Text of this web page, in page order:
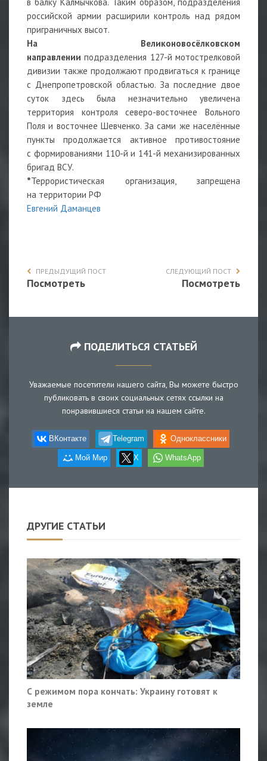
в балку Калмычкова. Таким образом, подразделения
российской армии расширили контроль над рядом
приграничных высот.
На Великоновосёлковском
направлении подразделения 127-й мотострелковой
дивизии также продолжают продвигаться к границе
с Днепропетровской областью. За последние двое
суток здесь была незначительно увеличена
территория контроля северо-восточнее Вольного
Поля и восточнее Шевченко. За сами же населённые
пункты продолжается активное противостояние
с формированиями 110-й и 141-й механизированных
бригад ВСУ.
*Террористическая организация, запрещена
на территории РФ
Евгений Даманцев
ПРЕДЫДУЩИЙ ПОСТ
Посмотреть
СЛЕДУЮЩИЙ ПОСТ
Посмотреть
ПОДЕЛИТЬСЯ СТАТЬЕЙ
Уважаемые посетители нашего сайта, Вы можете быстро
публиковать в своих социальных сетях ссылки на
понравившиеся статьи на нашем сайте.
ВКонтакте Telegram Одноклассники
Мой Мир X WhatsApp
ДРУГИЕ СТАТЬИ
С режимом пора кончать: Украину готовят к
земле